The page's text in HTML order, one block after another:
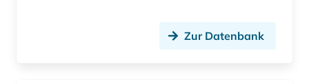
Zur Datenbank